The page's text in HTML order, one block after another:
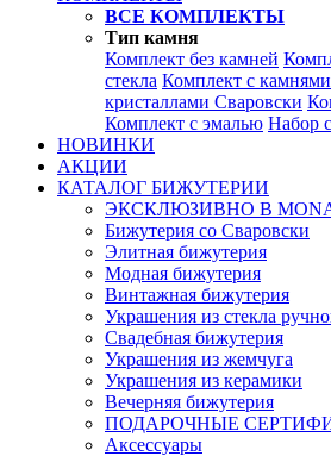
ВСЕ КОМПЛЕКТЫ
Тип камня
Комплект без камней
стекла Комплект с камнями
кристаллами Сваровски
Комплект с эмалью Набор
НОВИНКИ
АКЦИИ
КАТАЛОГ БИЖУТЕРИИ
ЭКСКЛЮЗИВНО В
Бижутерия со Сваровски
Элитная бижутерия
Модная бижутерия
Винтажная бижутерия
Украшения из стекла
Свадебная бижутерия
Украшения из жемчуга
Украшения из керамики
Вечерняя бижутерия
ПОДАРОЧНЫЕ
Аксессуары